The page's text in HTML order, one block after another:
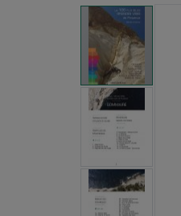
the
end
of
the
images
gallery